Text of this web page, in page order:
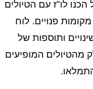
לו"ז עם הטיולים
פנויים. לוח
ותוספות של
המופיעים